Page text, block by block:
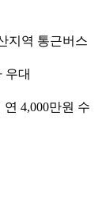
지역 통근버스
우대
4,000만원 수